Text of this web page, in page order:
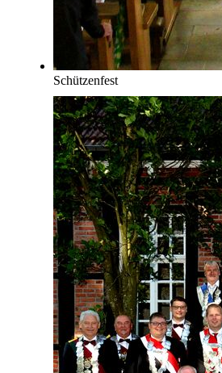
Schützenfest